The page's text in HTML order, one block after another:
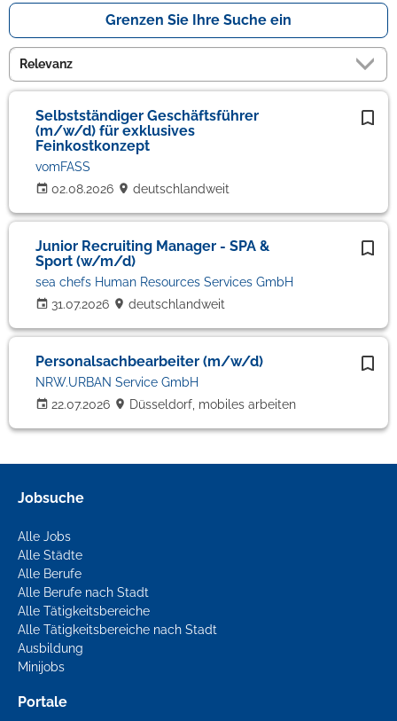
Grenzen Sie Ihre Suche ein
Selbstständiger Geschäftsführer
(m/w/d) für exklusives
Feinkostkonzept
02.08.2026
vomFASS
deutschlandweit
Junior Recruiting Manager - SPA &
Sport (w/m/d)
31.07.2026
sea chefs Human Resources Services GmbH
deutschlandweit
Personalsachbearbeiter (m/w/d)
22.07.2026
NRW.URBAN Service GmbH
Düsseldorf, mobiles arbeiten
Jobsuche
Alle Jobs
Alle Städte
Alle Berufe
Alle Berufe nach Stadt
Alle Tätigkeitsbereiche
Alle Tätigkeitsbereiche nach Stadt
Ausbildung
Minijobs
Portale